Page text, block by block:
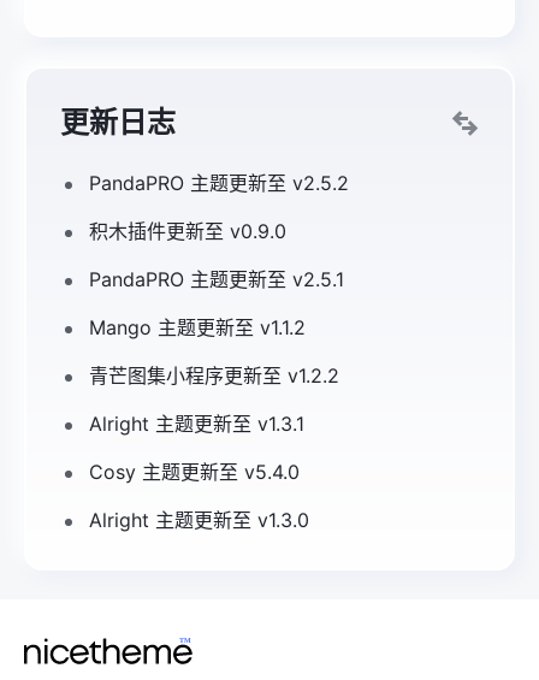
更新日志
PandaPRO 主题更新至 v2.5.2
积木插件更新至 v0.9.0
PandaPRO 主题更新至 v2.5.1
Mango 主题更新至 v1.1.2
青芒图集小程序更新至 v1.2.2
Alright 主题更新至 v1.3.1
Cosy 主题更新至 v5.4.0
Alright 主题更新至 v1.3.0